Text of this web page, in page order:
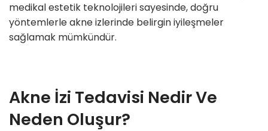
medikal estetik teknolojileri sayesinde, doğru
yöntemlerle akne izlerinde belirgin iyileşmeler
sağlamak mümkündür.
Akne İzi Tedavisi Nedir Ve
Neden Oluşur?